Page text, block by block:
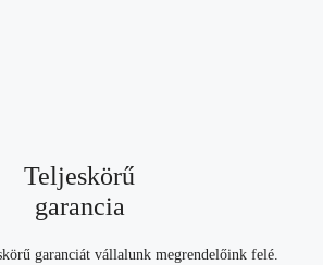
Teljeskörű
garancia
garanciát vállalunk megrendelőink felé.